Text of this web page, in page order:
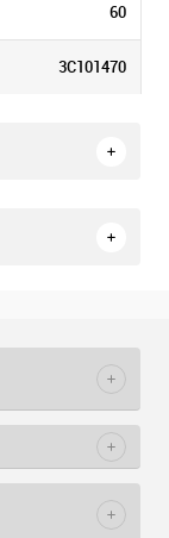
60
3С101470